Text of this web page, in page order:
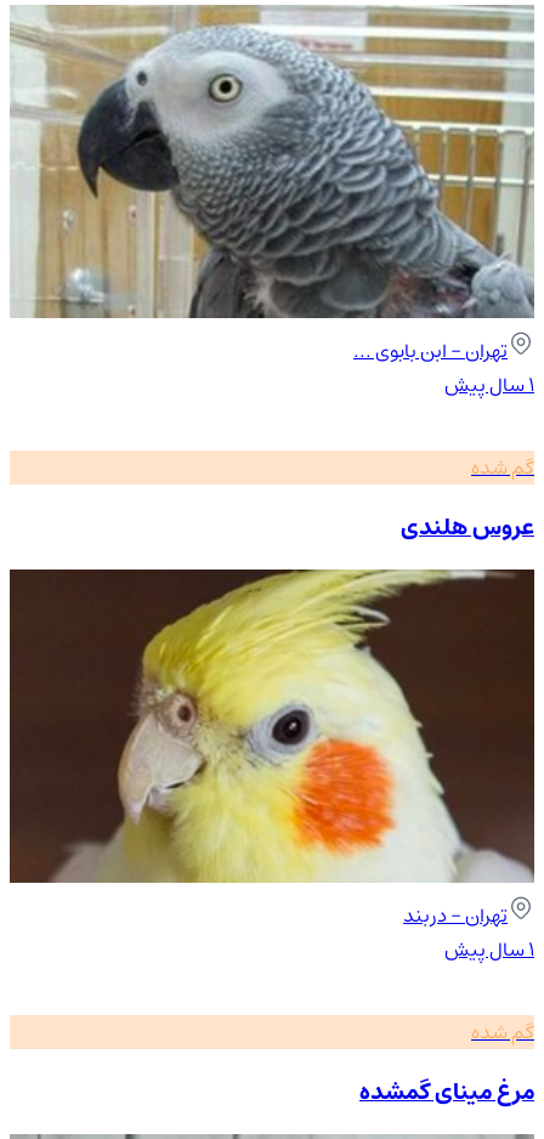
تهران- ابن بابوی ...
۱ سال پیش
گم شده
عروس هلندی
تهران- دربند
۱ سال پیش
گم شده
مرغ مینای گمشده